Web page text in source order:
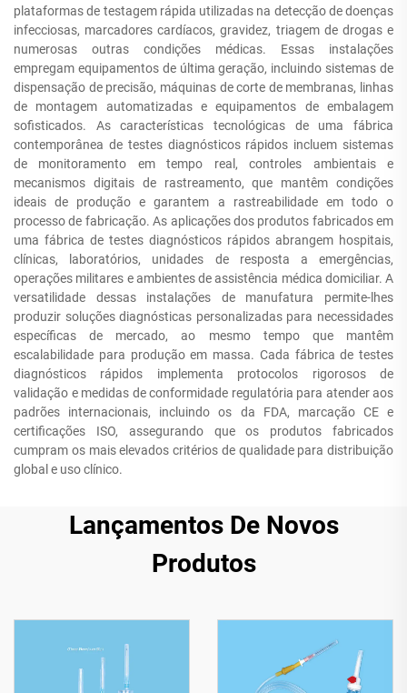
plataformas de testagem rápida utilizadas na detecção de doenças
infecciosas, marcadores cardíacos, gravidez, triagem de drogas e
numerosas outras condições médicas. Essas instalações
empregam equipamentos de última geração, incluindo sistemas de
dispensação de precisão, máquinas de corte de membranas, linhas
de montagem automatizadas e equipamentos de embalagem
sofisticados. As características tecnológicas de uma fábrica
contemporânea de testes diagnósticos rápidos incluem sistemas
de monitoramento em tempo real, controles ambientais e
mecanismos digitais de rastreamento, que mantêm condições
ideais de produção e garantem a rastreabilidade em todo o
processo de fabricação. As aplicações dos produtos fabricados em
uma fábrica de testes diagnósticos rápidos abrangem hospitais,
clínicas, laboratórios, unidades de resposta a emergências,
operações militares e ambientes de assistência médica domiciliar. A
versatilidade dessas instalações de manufatura permite-lhes
produzir soluções diagnósticas personalizadas para necessidades
específicas de mercado, ao mesmo tempo que mantêm
escalabilidade para produção em massa. Cada fábrica de testes
diagnósticos rápidos implementa protocolos rigorosos de
validação e medidas de conformidade regulatória para atender aos
padrões internacionais, incluindo os da FDA, marcação CE e
certificações ISO, assegurando que os produtos fabricados
cumpram os mais elevados critérios de qualidade para distribuição
global e uso clínico.
Lançamentos De Novos
Produtos